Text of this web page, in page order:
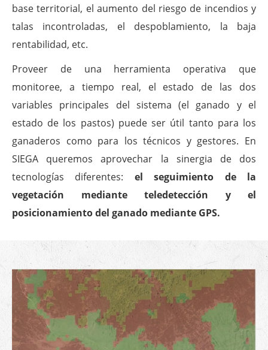
base territorial, el aumento del riesgo de incendios y
talas incontroladas, el despoblamiento, la baja
rentabilidad, etc.
Proveer de una herramienta operativa que
monitoree, a tiempo real, el estado de las dos
variables principales del sistema (el ganado y el
estado de los pastos) puede ser útil tanto para los
ganaderos como para los técnicos y gestores. En
SIEGA queremos aprovechar la sinergia de dos
tecnologías diferentes: el seguimiento de la
vegetación mediante teledetección y el
posicionamiento del ganado mediante GPS.